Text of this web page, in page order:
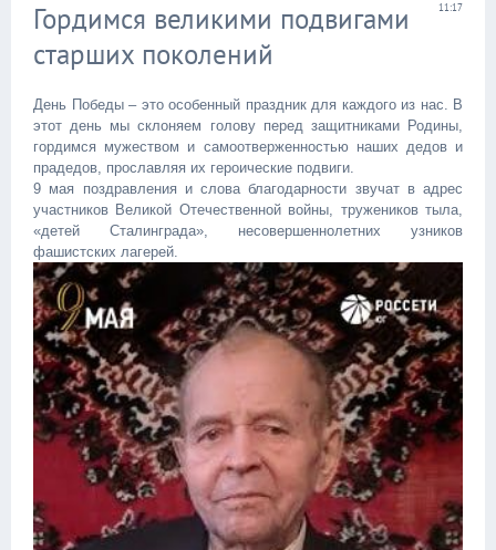
11:17
Гордимся великими подвигами
старших поколений
День Победы – это особенный праздник для каждого из нас. В
этот день мы склоняем голову перед защитниками Родины,
гордимся мужеством и самоотверженностью наших дедов и
прадедов, прославляя их героические подвиги.
9 мая поздравления и слова благодарности звучат в адрес
участников Великой Отечественной войны, тружеников тыла,
«детей Сталинграда», несовершеннолетних узников
фашистских лагерей.